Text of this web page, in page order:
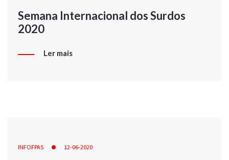
Semana Internacional dos Surdos
2020
Ler mais
INFOFPAS 12-06-2020